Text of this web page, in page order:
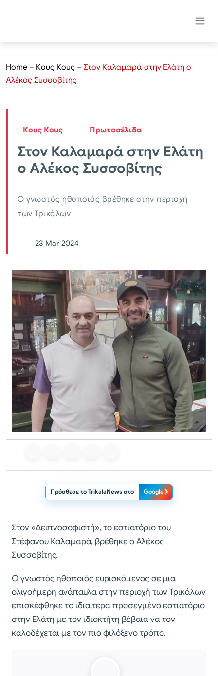
Home – Κους Κους – Στον Καλαμαρά στην Ελάτη ο
Αλέκος Συσσοβίτης
Κους Κους Πρωτοσέλιδα
Στον Καλαμαρά στην Ελάτη
ο Αλέκος Συσσοβίτης
Ο γνωστός ηθοποιός βρέθηκε στην περιοχή
των Τρικάλων
23 Mar 2024
Πρόσθεσε το TrikalaNews στο Google
Στον «Δειπνοσοφιστή», το εστιατόριο του
Στέφανου Καλαμαρά, βρέθηκε ο Αλέκος
Συσσοβίτης.
Ο γνωστός ηθοποιός ευρισκόμενος σε μια
ολιγοήμερη ανάπαυλα στην περιοχή των Τρικάλων
επισκέφθηκε το ιδιαίτερα προσεγμένο εστιατόριο
στην Ελάτη με τον ιδιοκτήτη βέβαια να τον
καλοδέχεται με τον πιο φιλόξενο τρόπο.